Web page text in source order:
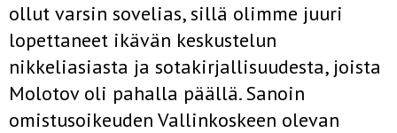
ollut varsin sovelias, sillä olimme juuri
lopettaneet ikävän keskustelun
nikkeliasiasta ja sotakirjallisuudesta, joista
Molotov oli pahalla päällä. Sanoin
omistusoikeuden Vallinkoskeen olevan